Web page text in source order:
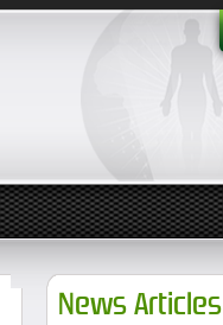
News Articles